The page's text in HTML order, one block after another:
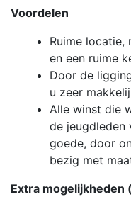
Voordelen
Ruime locatie,
en een ruime
Door de
u zeer
Alle winst die
de jeugdleden
goede, door
bezig met
Extra